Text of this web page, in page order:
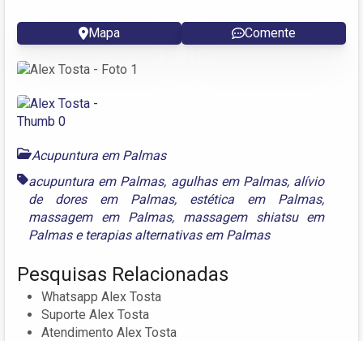
Mapa Comente
Acupuntura em Palmas
acupuntura em Palmas, agulhas em Palmas, alívio
de dores em Palmas, estética em Palmas,
massagem em Palmas, massagem shiatsu em
Palmase terapias alternativas em Palmas
Pesquisas Relacionadas
Whatsapp Alex Tosta
Suporte Alex Tosta
Atendimento Alex Tosta